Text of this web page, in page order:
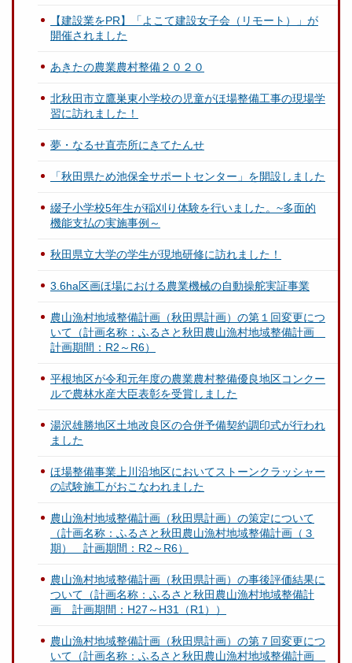
【建設業をPR】「よこて建設女子会（リモート）」が
開催されました
あきたの農業農村整備２０２０
北秋田市立鷹巣東小学校の児童がほ場整備工事の現場学
習に訪れました！
夢・なるせ直売所にきてたんせ
「秋田県ため池保全サポートセンター」を開設しました
綴子小学校5年生が稲刈り体験を行いました。~多面的
機能支払の実施事例～
秋田県立大学の学生が現地研修に訪れました！
3.6ha区画ほ場における農業機械の自動操舵実証事業
農山漁村地域整備計画（秋田県計画）の第１回変更につ
いて（計画名称：ふるさと秋田農山漁村地域整備計画
計画期間：R2～R6）
平根地区が令和元年度の農業農村整備優良地区コンクー
ルで農林水産大臣表彰を受賞しました
湯沢雄勝地区土地改良区の合併予備契約調印式が行われ
ました
ほ場整備事業上川沿地区においてストーンクラッシャー
の試験施工がおこなわれました
農山漁村地域整備計画（秋田県計画）の策定について
（計画名称：ふるさと秋田農山漁村地域整備計画（３
期） 計画期間：R2～R6）
農山漁村地域整備計画（秋田県計画）の事後評価結果に
ついて（計画名称：ふるさと秋田農山漁村地域整備計
画 計画期間：H27～H31（R1））
農山漁村地域整備計画（秋田県計画）の第７回変更につ
いて（計画名称：ふるさと秋田農山漁村地域整備計画